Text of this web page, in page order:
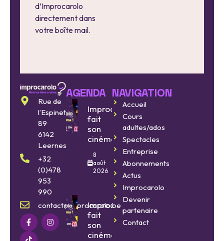
d’Improcarolo
directement dans
votre boîte mail.
Rue de
l’Espinette
89
6142
Leernes
+32
(0)478
953
990
contact@improcarolo.be
AGENDA
Improcarolo
fait
son
cinéma
8
août
2026
Improcarolo
fait
son
cinéma
NAVIGATION
Accueil
Cours
adultes/ados
Spectacles
Entreprise
Abonnements
Actus
Improcarolo
Devenir
partenaire
Contact